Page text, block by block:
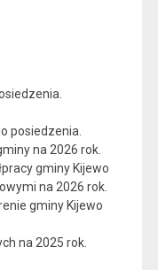
posiedzenia.
na 2026 rok.
gminy Kijewo
na 2026 rok.
gminy Kijewo
na 2025 rok.